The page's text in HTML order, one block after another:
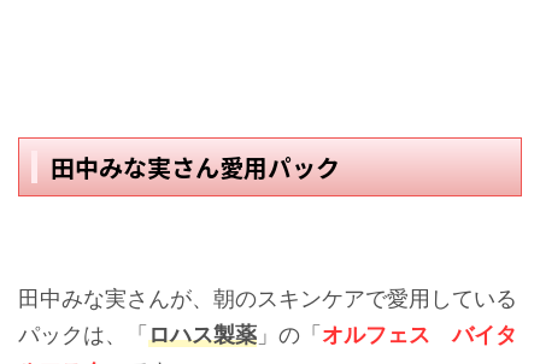
田中みな実さん愛用パック
田中みな実さんが、朝のスキンケアで愛用している
パックは、「ロハス製薬 」の「オルフェス バイタ